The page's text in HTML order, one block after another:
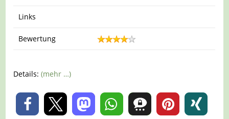
Links
Bewertung
Details:(mehr …)
0